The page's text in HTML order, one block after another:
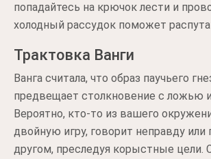
попадайтесь на крючок лести и
холодный рассудок поможет
Трактовка Ванги
Ванга считала, что образ паучьего
предвещает столкновение с ложью
Вероятно, кто-то из вашего
двойную игру, говорит неправду или
другом, преследуя корыстные цели.